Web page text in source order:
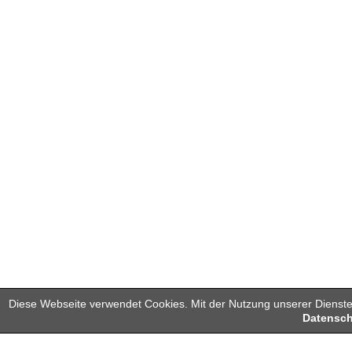
Diese Webseite verwendet Cookies. Mit der Nutzung unserer